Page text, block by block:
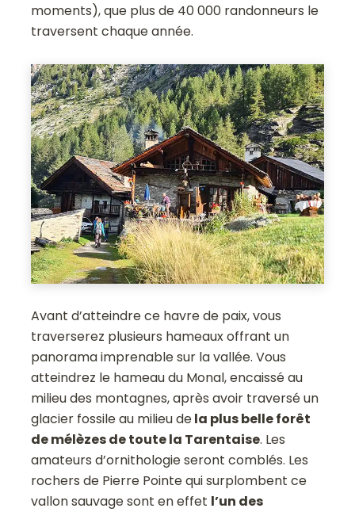
moments), que plus de 40 000 randonneurs le
traversent chaque année.
Avant d’atteindre ce havre de paix, vous
traverserez plusieurs hameaux offrant un
panorama imprenable sur la vallée. Vous
atteindrez le hameau du Monal, encaissé au
milieu des montagnes, après avoir traversé un
glacier fossile au milieu dela plus belle forêt
de mélèzes de toute la Tarentaise. Les
amateurs d’ornithologie seront comblés. Les
rochers de Pierre Pointe qui surplombent ce
vallon sauvage sont en effet l’un des